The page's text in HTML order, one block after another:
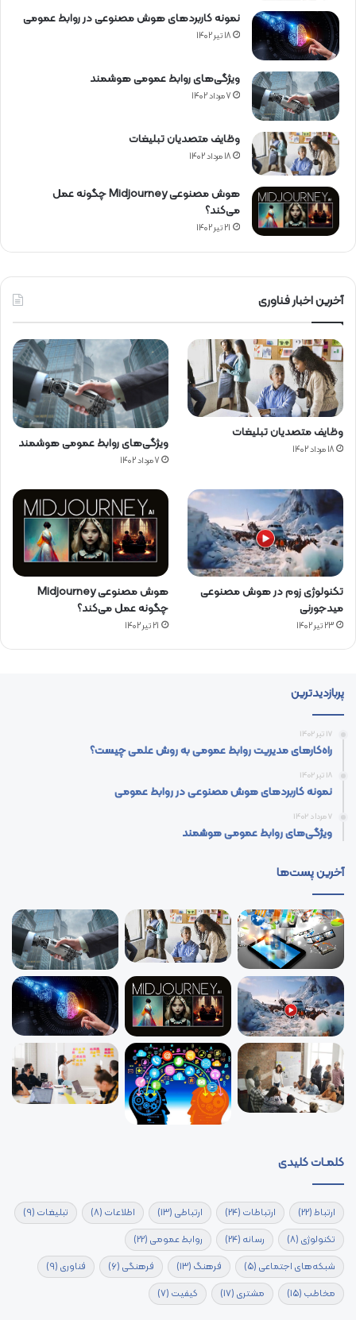
نمونه کاربردهای هوش مصنوعی در روابط عمومی
18 تیر 1402
ویژگی‌های روابط عمومی هوشمند
7 مرداد 1402
وظایف متصدیان تبلیغات
18 مرداد 1402
هوش مصنوعی Midjourney چگونه عمل
می‌کند؟
21 تیر 1402
آخرین اخبار فناوری
وظایف متصدیان تبلیغات
18 مرداد 1402 ویژگی‌های روابط عمومی هوشمند
7 مرداد 1402
تکنولوژی زوم در هوش مصنوعی
میدجورنی
23 تیر 1402
هوش مصنوعی Midjourney
چگونه عمل می‌کند؟
21 تیر 1402
پربازدیدترین
17 تیر 1402
راه‌کارهای مدیریت روابط عمومی به روش علمی چیست؟
18 تیر 1402
نمونه کاربردهای هوش مصنوعی در روابط عمومی
7 مرداد 1402
ویژگی‌های روابط عمومی هوشمند
آخرین پست‌ها
کلمـات کلیدی
ارتباط(22) ارتباطات (24) ارتباطی (13) اطلاعات (8) تبلیغات (9)
تکنولوژی (8) رسانه (24) روابط عمومی (22)
شبکه‌های اجتماعی (5) فرهنگ (13) فرهنگی (6) فناوری (9)
مخاطب (15) مشتری (17) کیفیت (7)